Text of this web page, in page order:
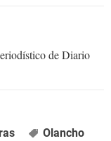
de Diario
Olancho